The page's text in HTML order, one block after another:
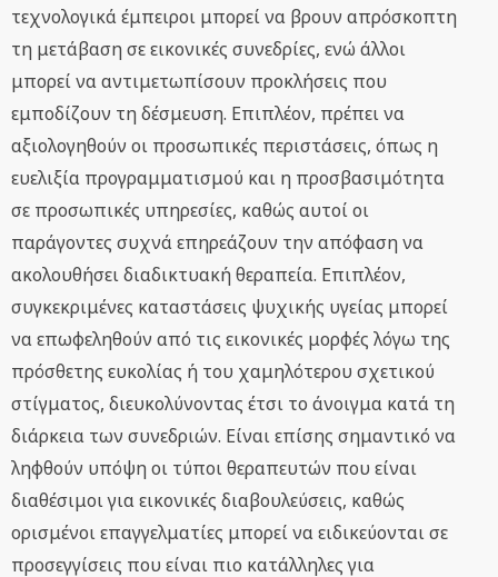
τεχνολογικά έμπειροι μπορεί να βρουν απρόσκοπτη
τη μετάβαση σε εικονικές συνεδρίες, ενώ άλλοι
μπορεί να αντιμετωπίσουν προκλήσεις που
εμποδίζουν τη δέσμευση. Επιπλέον, πρέπει να
αξιολογηθούν οι προσωπικές περιστάσεις, όπως η
ευελιξία προγραμματισμού και η προσβασιμότητα
σε προσωπικές υπηρεσίες, καθώς αυτοί οι
παράγοντες συχνά επηρεάζουν την απόφαση να
ακολουθήσει διαδικτυακή θεραπεία. Επιπλέον,
συγκεκριμένες καταστάσεις ψυχικής υγείας μπορεί
να επωφεληθούν από τις εικονικές μορφές λόγω της
πρόσθετης ευκολίας ή του χαμηλότερου σχετικού
στίγματος, διευκολύνοντας έτσι το άνοιγμα κατά τη
διάρκεια των συνεδριών. Είναι επίσης σημαντικό να
ληφθούν υπόψη οι τύποι θεραπευτών που είναι
διαθέσιμοι για εικονικές διαβουλεύσεις, καθώς
ορισμένοι επαγγελματίες μπορεί να ειδικεύονται σε
προσεγγίσεις που είναι πιο κατάλληλες για